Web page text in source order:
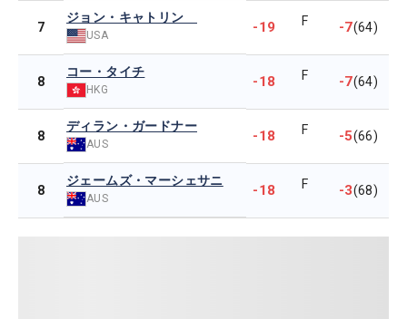
7
ジョン・キャトリン
USA -19 F -7(64)
8
コー・タイチ
HKG -18 F -7(64)
8
ディラン・ガードナー
AUS -18 F -5(66)
8
ジェームズ・マーシェサニ
AUS -18 F -3(68)